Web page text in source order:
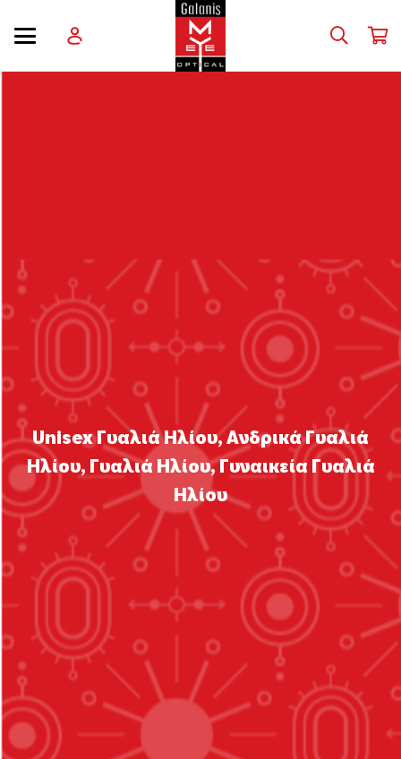
Unisex Γυαλιά Ηλίου,Ανδρικά Γυαλιά
Ηλίου, Γυαλιά Ηλίου,Γυναικεία Γυαλιά
Ηλίου